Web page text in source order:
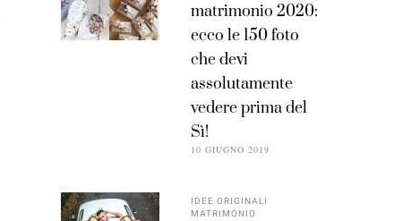
matrimonio 2020:
ecco le 150 foto
che devi
assolutamente
vedere prima del
Sì!
10 GIUGNO 2019
IDEE ORIGINALI
MATRIMONIO